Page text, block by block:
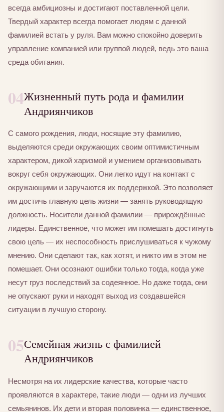
всегда амбициозны и достигают поставленной цели.
Твердый характер всегда помогает людям с данной
фамилией встать у руля. Вам можно спокойно доверить
управление компанией или группой людей, ведь это ваша
среда обитания.
04Жизненный путь рода и фамилии
Андриянчиков
С самого рождения, люди, носящие эту фамилию,
выделяются среди окружающих своим оптимистичным
характером, дикой харизмой и умением организовывать
вокруг себя окружающих. Они легко идут на контакт с
окружающими и заручаются их поддержкой. Это позволяет
им достичь главную цель жизни — занять руководящую
должность. Носители данной фамилии — прирождённые
лидеры. Единственное, что может им помешать достигнуть
свою цель — их неспособность прислушиваться к чужому
мнению. Они сделают так, как хотят, и никто им в этом не
помешает. Они осознают ошибки только тогда, когда уже
несут груз последствий за содеянное. Но даже тогда, они
не опускают руки и находят выход из создавшейся
ситуации в лучшую сторону.
05Семейная жизнь с фамилией
Андриянчиков
Несмотря на их лидерские качества, которые часто
проявляются в характере, такие люди — одни из лучших
семьянинов. Их дети и вторая половинка — единственное,